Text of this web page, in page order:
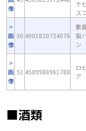
像
ナ
ス
画
像
50 4901820724076
敷
製
ン
画
像
51 4589988961788
ロ
ア
■酒類